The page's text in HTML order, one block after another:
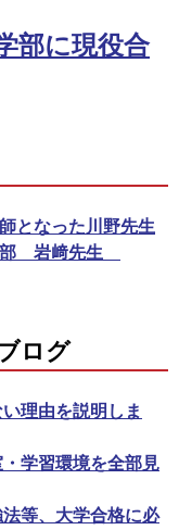
部に現役合
となった川野先生
部 岩﨑先生
ログ
理由を説明しま
学習環境を全部見
等、大学合格に必